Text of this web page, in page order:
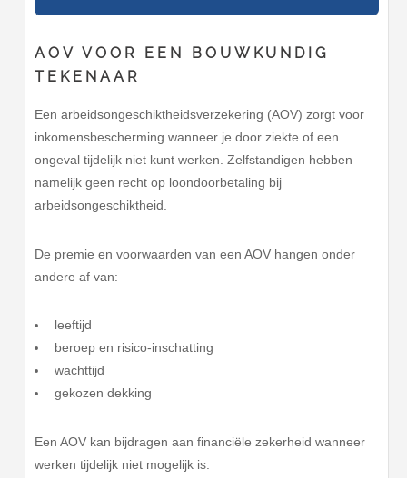
AOV VOOR EEN BOUWKUNDIG
TEKENAAR
Een arbeidsongeschiktheidsverzekering (AOV) zorgt voor
inkomensbescherming wanneer je door ziekte of een
ongeval tijdelijk niet kunt werken. Zelfstandigen hebben
namelijk geen recht op loondoorbetaling bij
arbeidsongeschiktheid.
De premie en voorwaarden van een AOV hangen onder
andere af van:
leeftijd
beroep en risico-inschatting
wachttijd
gekozen dekking
Een AOV kan bijdragen aan financiële zekerheid wanneer
werken tijdelijk niet mogelijk is.